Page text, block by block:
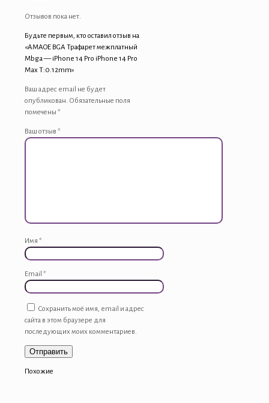
Отзывов пока нет.
Будьте первым, кто оставил отзыв на
«AMAOE BGA Трафарет межплатный
Mbga — iPhone 14 Pro iPhone 14 Pro
Max T:0.12mm»
Ваш адрес email не будет
опубликован. Обязательные поля
помечены *
Ваш отзыв *
Имя *
Email *
Сохранить моё имя, email и адрес
сайта в этом браузере для
последующих моих комментариев.
Похожие